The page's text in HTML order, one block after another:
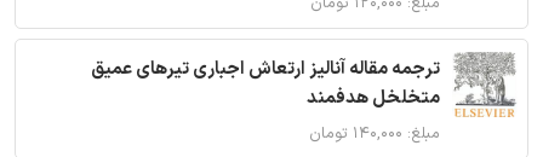
ترجمه مقاله آنالیز ارتعاش اجباری تیرهای عمیق
متخلخل هدفمند
مبلغ: ۱۴۰,۰۰۰ تومان